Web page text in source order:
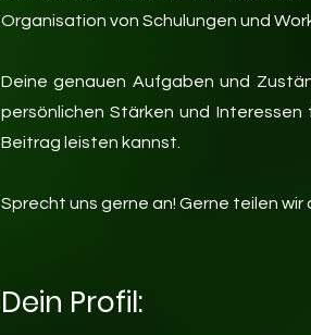
Organisation von Schulungen und
Deine genauen Aufgaben und
persönlichen Stärken und
Beitrag leisten kannst.
Sprecht uns gerne an! Gerne teilen
Dein Profil: